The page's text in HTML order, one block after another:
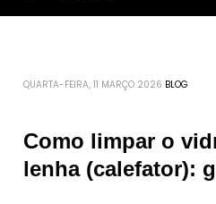
QUARTA-FEIRA, 11 MARÇO 2026 BLOG
Como limpar o
lenha (calefator):